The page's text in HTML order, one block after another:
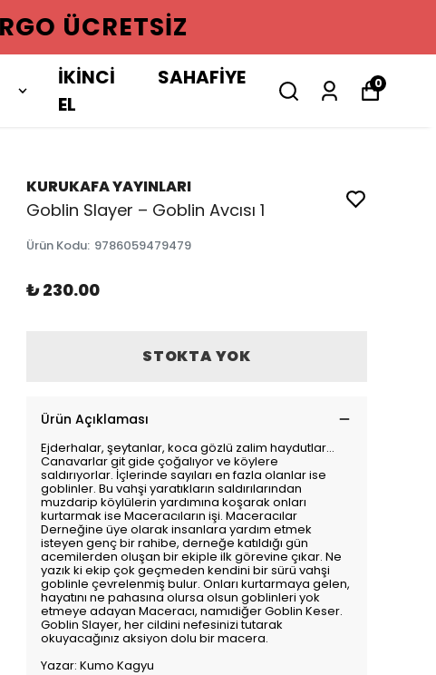
ÜCRETSIZ
İKİNCİ
EL
SAHAFİYE 0
KURUKAFA YAYINLARI
Goblin Slayer – Goblin Avcısı 1
Ürün Kodu: 9786059479479
₺ 230.00
STOKTA YOK
Ürün Açıklaması
Ejderhalar, şeytanlar, koca gözlü zalim haydutlar…
Canavarlar git gide çoğalıyor ve köylere
saldırıyorlar. İçlerinde sayıları en fazla olanlar ise
goblinler. Bu vahşi yaratıkların saldırılarından
muzdarip köylülerin yardımına koşarak onları
kurtarmak ise Maceracıların işi. Maceracılar
Derneğine üye olarak insanlara yardım etmek
isteyen genç bir rahibe, derneğe katıldığı gün
acemilerden oluşan bir ekiple ilk görevine çıkar. Ne
yazık ki ekip çok geçmeden kendini bir sürü vahşi
goblinle çevrelenmiş bulur. Onları kurtarmaya gelen,
hayatını ne pahasına olursa olsun goblinleri yok
etmeye adayan Maceracı, namıdiğer Goblin Keser.
Goblin Slayer, her cildini nefesinizi tutarak
okuyacağınız aksiyon dolu bir macera.
Yazar: Kumo Kagyu